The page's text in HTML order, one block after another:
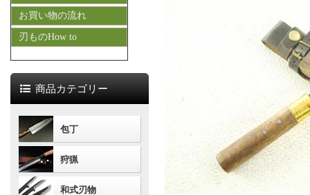
お買い物の流れ
刃ものHow to
商品カテゴリー
包丁
狩猟
和式刃物